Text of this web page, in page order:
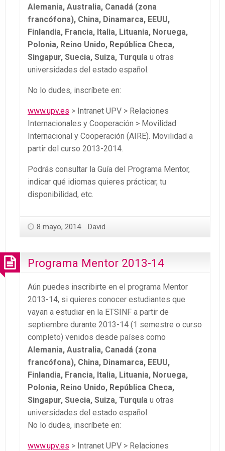
Alemania, Australia, Canadá (zona
francófona), China, Dinamarca, EEUU,
Finlandia, Francia, Italia, Lituania, Noruega,
Polonia, Reino Unido, República Checa,
Singapur, Suecia, Suiza, Turquía u otras
universidades del estado español.
No lo dudes, inscríbete en:
www.upv.es > Intranet UPV > Relaciones
Internacionales y Cooperación > Movilidad
Internacional y Cooperación (AIRE). Movilidad a
partir del curso 2013-2014.
Podrás consultar la Guía del Programa Mentor,
indicar qué idiomas quieres prácticar, tu
disponibilidad, etc.
8 mayo, 2014 David
Programa Mentor 2013-14
Aún puedes inscribirte en el programa Mentor
2013-14, si quieres conocer estudiantes que
vayan a estudiar en la ETSINF a partir de
septiembre durante 2013-14 (1 semestre o curso
completo) venidos desde países como
Alemania, Australia, Canadá (zona
francófona), China, Dinamarca, EEUU,
Finlandia, Francia, Italia, Lituania, Noruega,
Polonia, Reino Unido, República Checa,
Singapur, Suecia, Suiza, Turquía u otras
universidades del estado español.
No lo dudes, inscríbete en:
www.upv.es > Intranet UPV > Relaciones